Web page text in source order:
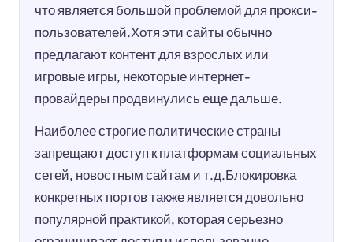
что является большой проблемой для прокси-
пользователей.Хотя эти сайты обычно
предлагают контент для взрослых или
игровые игры, некоторые интернет-
провайдеры продвинулись еще дальше.
Наиболее строгие политические страны
запрещают доступ к платформам социальных
сетей, новостным сайтам и т.д.Блокировка
конкретных портов также является довольно
популярной практикой, которая серьезно